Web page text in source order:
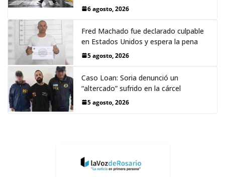
6 agosto, 2026
Fred Machado fue declarado culpable
en Estados Unidos y espera la pena
5 agosto, 2026
Caso Loan: Soria denunció un
“altercado” sufrido en la cárcel
5 agosto, 2026